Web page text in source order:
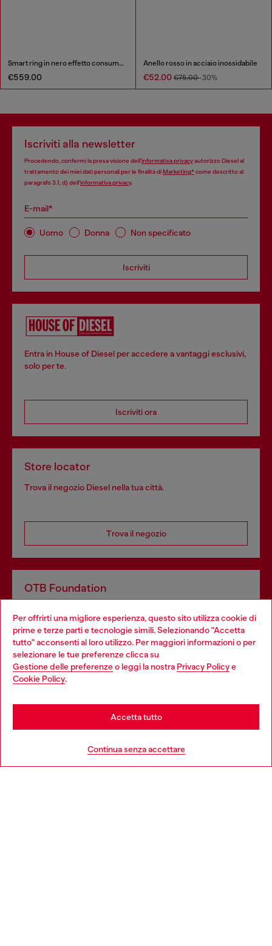
Per offrirti una migliore esperienza, questo sito utilizza cookie di
prime e terze parti e tecnologie simili. Selezionando "Accetta
tutto" acconsenti al loro utilizzo. Per maggiori informazioni o per
selezionare le tue preferenze clicca su
Gestione delle preferenzeo leggi la nostra Privacy Policye
Cookie Policy.
Continua senza accettare
Accetta tutto
Smart ring in nero effetto consumato
€559.00
Anello rosso in acciaio inossidabile
€52.00 €75.00-30%
Iscriviti alla newsletter
Procedendo, confermi la presa visione dell’informativa privacyautorizzo Diesel al
trattamento dei miei dati personali per le finalità diMarketing*come descritto al
paragrafo 3.1, d) dell’informativa privacy.
E-mail*
Uomo Donna Non specificato
Iscriviti
Entra in House of Diesel per accedere a vantaggi esclusivi,
solo per te.
Iscriviti ora
Store locator
Trova il negozio Diesel nella tua città.
Trova il negozio
OTB Foundation
profit del gruppo OTB che sostiene progetti concreti per
giovani, donne, inclusione ed emergenze in tutto il mondo.
Choose your location
You are currently browsing Italia website, but it seems you may
be based in United States